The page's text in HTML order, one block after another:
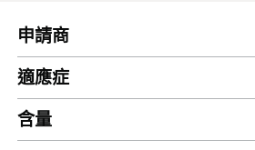
申請商
適應症
含量